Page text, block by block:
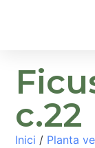
c.22
Inici / Planta